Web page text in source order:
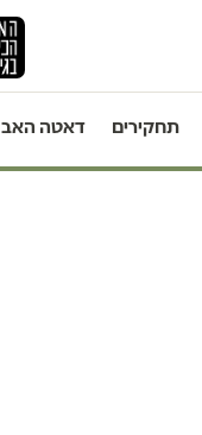
תחקירים דאטה האב